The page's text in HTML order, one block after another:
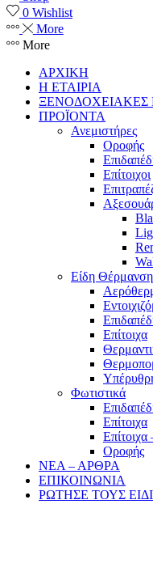
0 Wishlist
More
More
ΑΡΧΙΚΗ
Η ΕΤΑΙΡΙΑ
ΠΡΟΪΟΝΤΑ
Ανεμιστήρες
Οροφής
Επίτοιχοι
Είδη
Επίτοιχα
Φωτιστικά
Επίτοιχα
Οροφής
ΝΕΑ – ΑΡΘΡΑ
ΕΠΙΚΟΙΝΩΝΙΑ
ΡΩΤΗΣΕ ΤΟΥΣ